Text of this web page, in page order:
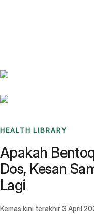
HEALTH LIBRARY
Apakah
Dos, Kesan
Lagi
Kemas kini terakhir3 April